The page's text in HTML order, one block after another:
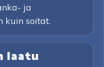
ja
kuin soitat.
laatu